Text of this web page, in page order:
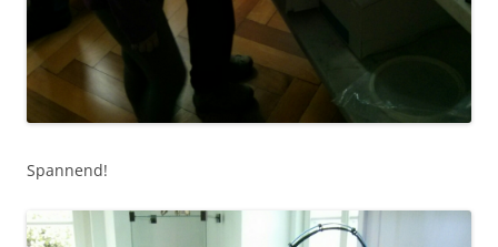
Spannend!